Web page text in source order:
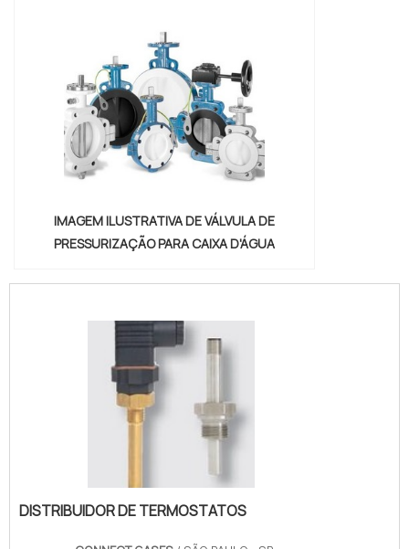
IMAGEM ILUSTRATIVA DE VÁLVULA DE
PRESSURIZAÇÃO PARA CAIXA D'ÁGUA
DISTRIBUIDOR DE TERMOSTATOS